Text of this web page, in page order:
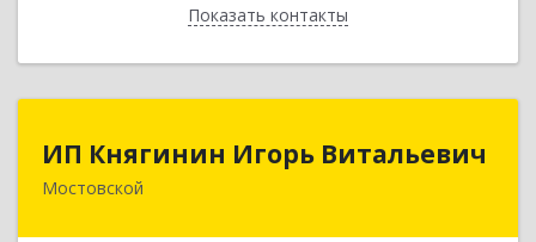
Показать контакты
Назад
ИП Княгинин Игорь Витальевич
Мостовской
352570, Краснодарский край, Мостовский р-н,